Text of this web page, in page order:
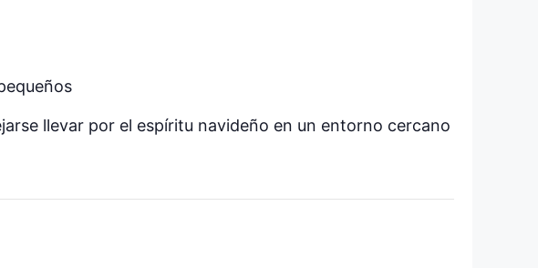
llevar por el espíritu navideño en un entorno cercano